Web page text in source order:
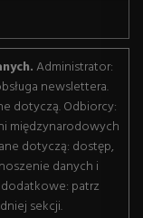
Administrator:
newslettera.
dotyczą. Odbiorcy:
międzynarodowych
dotyczą: dostęp,
danych i
patrz
sekcji.